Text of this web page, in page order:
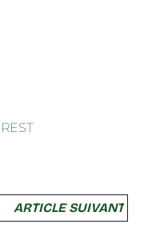
ARTICLE SUIVANT